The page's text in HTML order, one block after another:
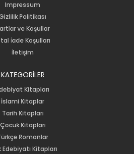
Impressum
Politikası
ve Koşullar
İade Koşulları
İletişim
KATEGORİLER
Kitapları
İslami Kitaplar
Tarih Kitapları
Çocuk Kitapları
Romanlar
Edebiyatı Kitapları